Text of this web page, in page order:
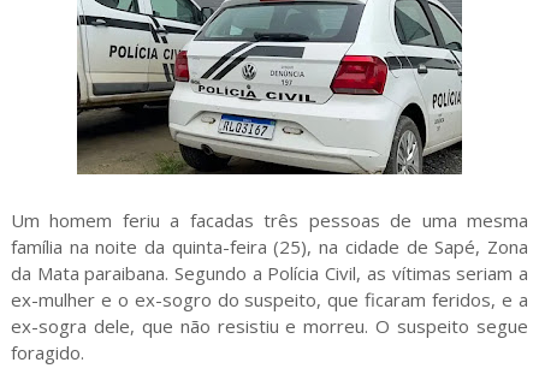
Um homem feriu a facadas três pessoas de uma mesma
família na noite da quinta-feira (25), na cidade de Sapé, Zona
da Mata paraibana. Segundo a Polícia Civil, as vítimas seriam a
ex-mulher e o ex-sogro do suspeito, que ficaram feridos, e a
ex-sogra dele, que não resistiu e morreu. O suspeito segue
foragido.